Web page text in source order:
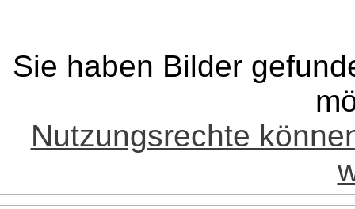
Sie haben Bilder
Nutzungsrechte